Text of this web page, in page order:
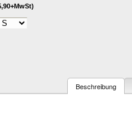
Beschreibung